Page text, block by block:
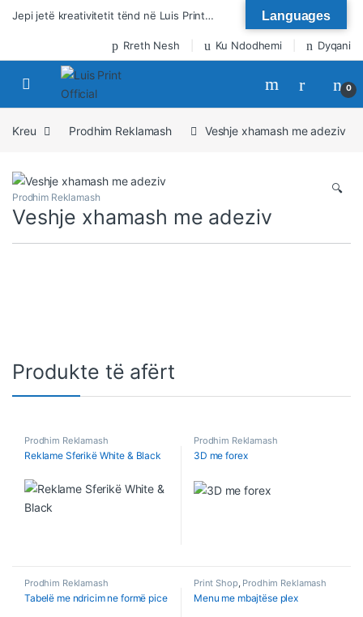
Kalo te lundrimi
Kalo tek përmbajtja
Jepi jetë kreativitetit tënd në Luis Print…
Rreth Nesh Ku Ndodhemi Dyqani
0
Kreu Prodhim Reklamash Veshje xhamash me adeziv
🔍
Prodhim Reklamash
Veshje xhamash me adeziv
Produkte të afërt
Prodhim Reklamash
Reklame Sferikë White & Black
Prodhim Reklamash
3D me forex
Prodhim Reklamash
Tabelë me ndricim ne formë pice
Print Shop, Prodhim Reklamash
Menu me mbajtëse plex
Languages